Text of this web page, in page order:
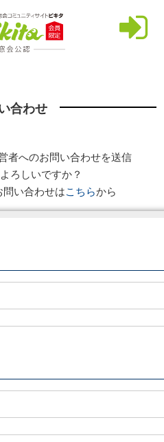
合わせ
者へのお問い合わせを送信
ろしいですか？
い合わせはこちらから